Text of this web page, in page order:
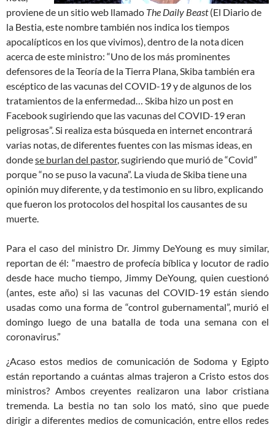
proviene de un sitio web llamado The Daily Beast(El Diario de
la Bestia, este nombre también nos indica los tiempos
apocalípticos en los que vivimos), dentro de la nota dicen
acerca de este ministro: “Uno de los más prominentes
defensores de la Teoría de la Tierra Plana, Skiba también era
escéptico de las vacunas del COVID-19 y de algunos de los
tratamientos de la enfermedad… Skiba hizo un post en
Facebook sugiriendo que las vacunas del COVID-19 eran
peligrosas”. Si realiza esta búsqueda en internet encontrará
varias notas, de diferentes fuentes con las mismas ideas, en
dondese burlan del pastor, sugiriendo que murió de “Covid”
porque “no se puso la vacuna”. La viuda de Skiba tiene una
opinión muy diferente, y da testimonio en su libro, explicando
que fueron los protocolos del hospital los causantes de su
muerte.
Para el caso del ministro Dr. Jimmy DeYoung es muy similar,
reportan de él: “maestro de profecía bíblica y locutor de radio
desde hace mucho tiempo, Jimmy DeYoung, quien cuestionó
(antes, este año) si las vacunas del COVID-19 están siendo
usadas como una forma de “control gubernamental”, murió el
domingo luego de una batalla de toda una semana con el
coronavirus.”
¿Acaso estos medios de comunicación de Sodoma y Egipto
están reportando a cuántas almas trajeron a Cristo estos dos
ministros? Ambos creyentes realizaron una labor cristiana
tremenda. La bestia no tan solo los mató, sino que puede
dirigir a diferentes medios de comunicación, entre ellos redes